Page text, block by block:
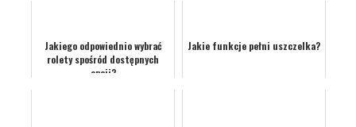
Jakiego odpowiednio wybrać
rolety spośród dostępnych
opcji?
Jakie funkcje pełni uszczelka?